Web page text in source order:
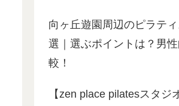
向ヶ丘遊園周辺のピラテ
選｜選ぶポイントは？男
較！
【zen place pilatesスタジ